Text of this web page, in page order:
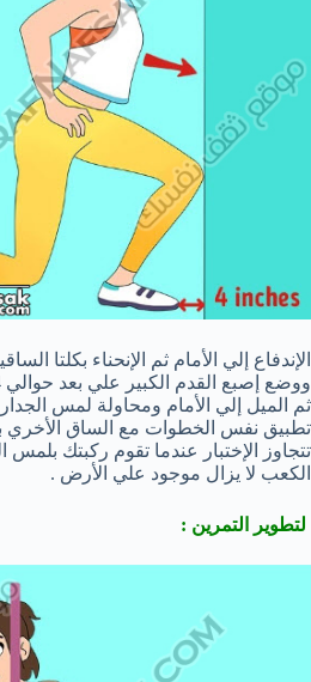
الإندفاع إلي الأمام ثم الإنحناء بكلتا
ثم الميل إلي الأمام ومحاولة لمس
تطبيق نفس الخطوات مع الساق الأخري
تتجاوز الإختبار عندما تقوم ركبتك
الكعب لا يزال موجود علي الأرض .
لتطوير التمرين :